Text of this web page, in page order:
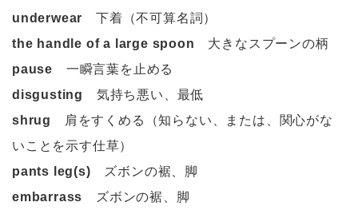
underwear 下着（不可算名詞）
the handle of a large spoon 大きなスプーンの柄
pause 一瞬言葉を止める
disgusting
気持ち悪い、最低
shrug
肩をすくめる（知らない、または、関心がな
いことを示す仕草）
pants leg(s) ズボンの裾、脚
embarrass ズボンの裾、脚